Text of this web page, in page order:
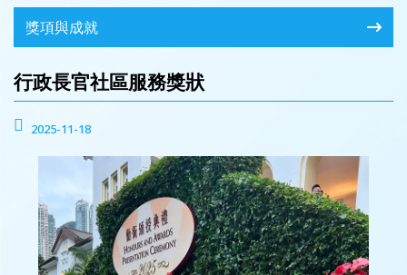
獎項與成就
行政長官社區服務獎狀
2025-11-18